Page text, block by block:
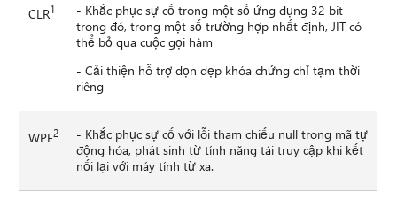
CLR1
- Khắc phục sự cố trong một số ứng dụng 32 bit
trong đó, trong một số trường hợp nhất định, JIT có
thể bỏ qua cuộc gọi hàm
- Cải thiện hỗ trợ dọn dẹp khóa chứng chỉ tạm thời
riêng
WPF2
- Khắc phục sự cố với lỗi tham chiếu null trong mã tự
động hóa, phát sinh từ tính năng tái truy cập khi kết
nối lại với máy tính từ xa.